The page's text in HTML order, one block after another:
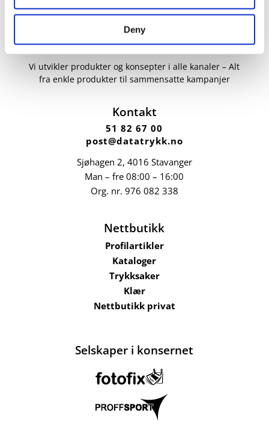
Deny
Vi utvikler produkter og konsepter i alle kanaler – Alt
fra enkle produkter til sammensatte kampanjer
Kontakt
51 82 67 00
post@datatrykk.no
Sjøhagen 2, 4016 Stavanger
Man – fre 08:00 – 16:00
Org. nr. 976 082 338
Nettbutikk
Profilartikler
Kataloger
Trykksaker
Klær
Nettbutikk privat
Selskaper i konsernet